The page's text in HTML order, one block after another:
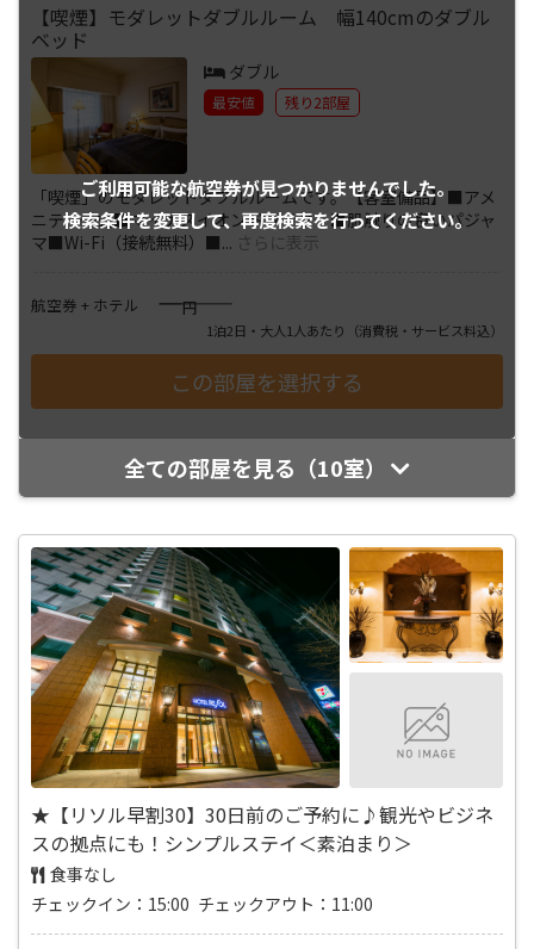
ご利用可能な航空券が見つかりませんでした。
検索条件を変更して、再度検索を行ってください。
【喫煙】モダレットダブルルーム 幅140cmのダブル
ベッド
ダブル
最安値 残り2部屋
「喫煙」のモダレットダブルルームです。【客室備品】■アメ
ニティ一式■マイナスイオンドライヤー■肌触りの良いパジャ
マ■Wi-Fi（接続無料）■... さらに表示
航空券 + ホテル ――――円
1泊2日・大人1人あたり （消費税・サービス料込）
全ての部屋を見る（10室）
★【リソル早割30】30日前のご予約に♪観光やビジネ
スの拠点にも！シンプルステイ＜素泊まり＞
食事なし
チェックイン：15:00 チェックアウト：11:00